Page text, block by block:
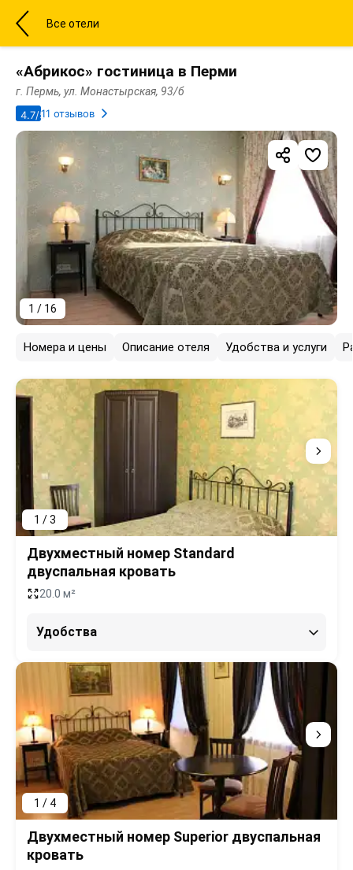
Все отели
«Абрикос» гостиница в Перми
г. Пермь, ул. Монастырская, 93/б
4.7/511 отзывов
1 / 16
Номера и цены Описание отеля Удобства и услуги
1 / 3
Двухместный номер Standard
двуспальная кровать
20.0 м²
Удобства
1 / 4
Двухместный номер Superior двуспальная
кровать